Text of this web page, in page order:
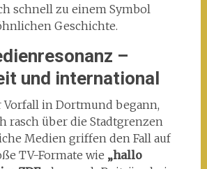
schnell zu einem Symbol
Geschichte.
–
und international
Vorfall in Dortmund begann,
rasch über die Stadtgrenzen
Medien griffen den Fall auf
TV-Formate wie „hallo